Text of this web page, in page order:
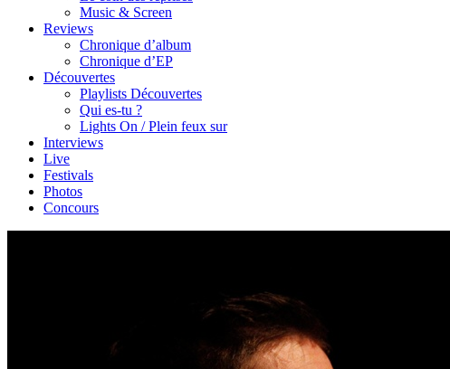
Music & Screen
Reviews
Chronique d’album
Chronique d’EP
Découvertes
Playlists Découvertes
Qui es-tu ?
Lights On / Plein feux sur
Interviews
Live
Festivals
Photos
Concours